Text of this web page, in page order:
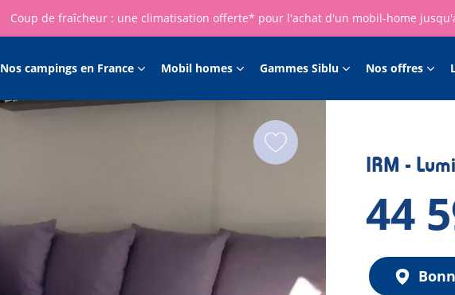
Coup de fraîcheur : une climatisation offerte* pour l'achat d'un mobil-home
Main
Nos campings en France Mobil homes Gammes Siblu Nos offres
IRM -
44